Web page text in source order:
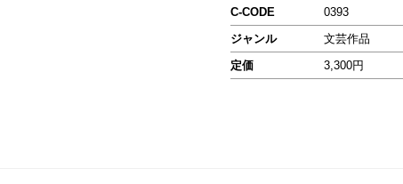
C-CODE
0393
ジャンル
文芸作品
定価
3,300円